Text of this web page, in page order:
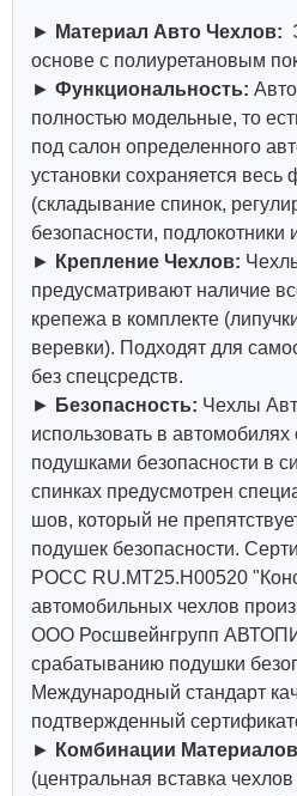
► Материал Авто Чехлов:
основе с полиуретановым
► Функциональность:
полностью модельные, то
под салон определенного
установки сохраняется весь
(складывание спинок,
безопасности, подлокотники
► Крепление Чехлов:
предусматривают наличие
крепежа в комплекте
веревки). Подходят для
без спецсредств.
► Безопасность: Чехлы
использовать в
подушками безопасности в
спинках предусмотрен
шов, который не
подушек безопасности.
РОСС RU.МТ25.Н00520
автомобильных чехлов
ООО Росшвейнгрупп
срабатыванию подушки
Международный стандарт
подтвержденный
► Комбинации
(центральная вставка